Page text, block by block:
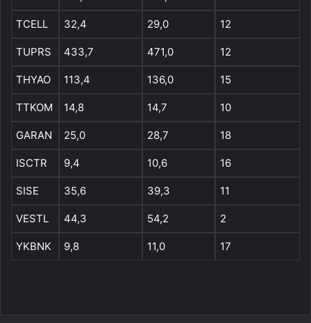
TCELL 32,4 29,0 12
TUPRS 433,7 471,0 12
THYAO 113,4 136,0 15
TTKOM 14,8 14,7 10
GARAN 25,0 28,7 18
ISCTR 9,4 10,6 16
SISE 35,6 39,3 11
VESTL 44,3 54,2 2
YKBNK 9,8 11,0 17